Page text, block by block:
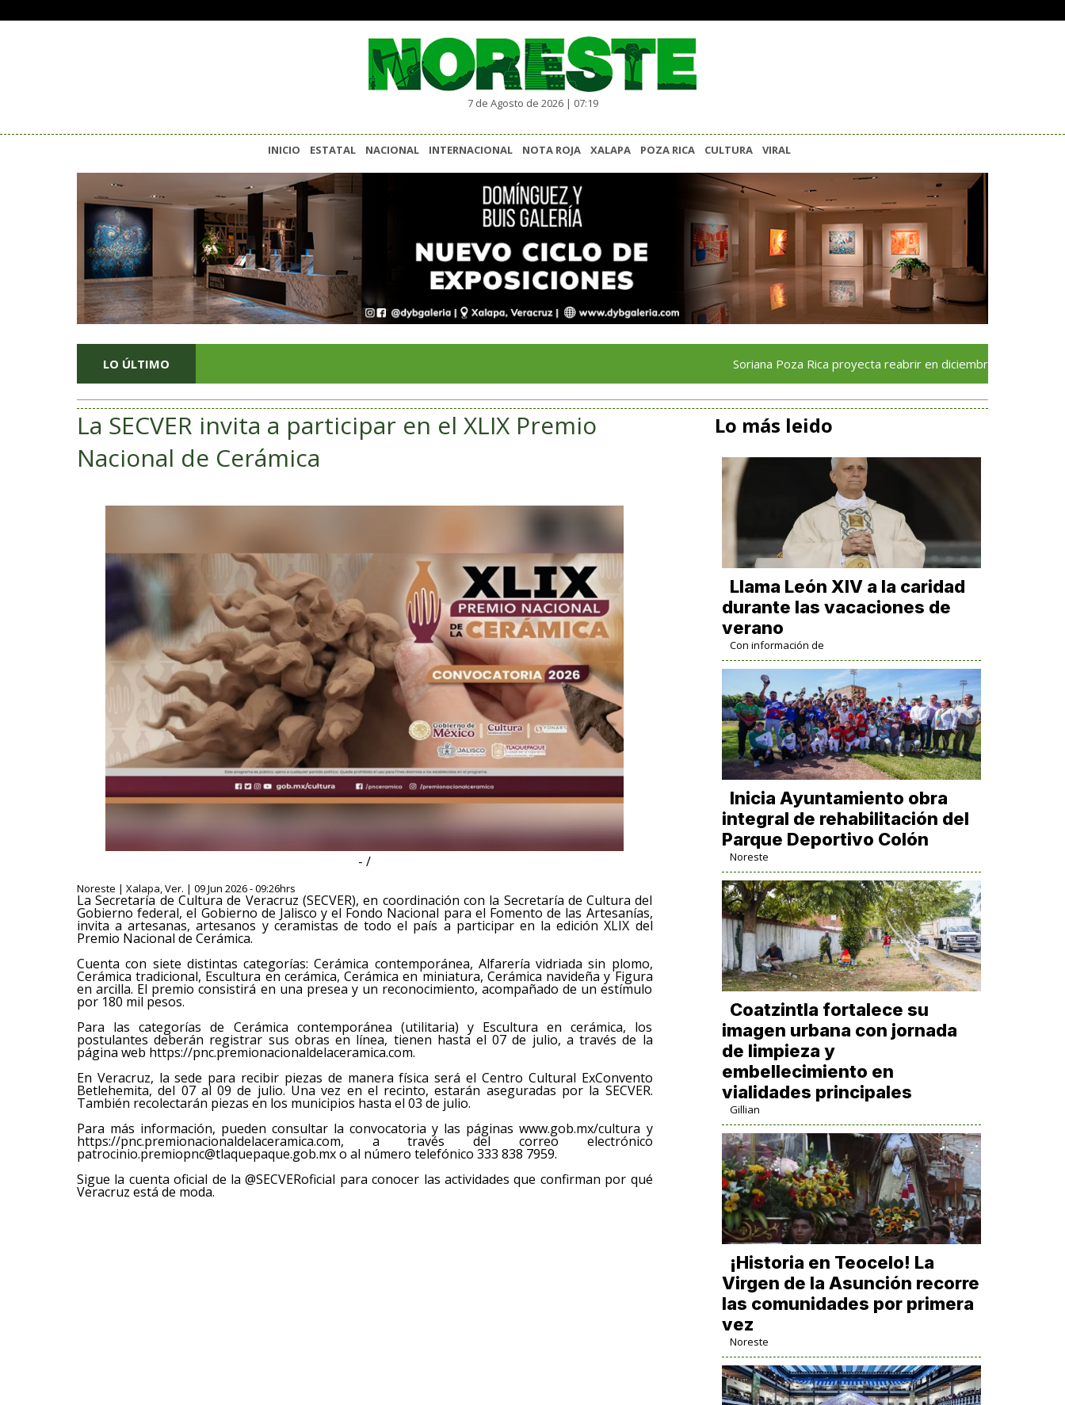
7 de Agosto de 2026 | 07:19
INICIO ESTATAL NACIONAL INTERNACIONAL NOTA ROJA XALAPA POZA RICA CULTURA VIRAL
LO ÚLTIMO Soriana Poza Rica proyecta reabrir en diciembre tras avance del 70 %
La SECVER invita a participar en el XLIX Premio
Nacional de Cerámica
- /
Noreste | Xalapa, Ver. | 09 Jun 2026 - 09:26hrs
La Secretaría de Cultura de Veracruz (SECVER), en coordinación con la Secretaría de Cultura del
Gobierno federal, el Gobierno de Jalisco y el Fondo Nacional para el Fomento de las Artesanías,
invita a artesanas, artesanos y ceramistas de todo el país a participar en la edición XLIX del
Premio Nacional de Cerámica.
Cuenta con siete distintas categorías: Cerámica contemporánea, Alfarería vidriada sin plomo,
Cerámica tradicional, Escultura en cerámica, Cerámica en miniatura, Cerámica navideña y Figura
en arcilla. El premio consistirá en una presea y un reconocimiento, acompañado de un estímulo
por 180 mil pesos.
Para las categorías de Cerámica contemporánea (utilitaria) y Escultura en cerámica, los
postulantes deberán registrar sus obras en línea, tienen hasta el 07 de julio, a través de la
página web https://pnc.premionacionaldelaceramica.com.
En Veracruz, la sede para recibir piezas de manera física será el Centro Cultural ExConvento
Betlehemita, del 07 al 09 de julio. Una vez en el recinto, estarán aseguradas por la SECVER.
También recolectarán piezas en los municipios hasta el 03 de julio.
Para más información, pueden consultar la convocatoria y las páginas www.gob.mx/cultura y
https://pnc.premionacionaldelaceramica.com, a través del correo electrónico
patrocinio.premiopnc@tlaquepaque.gob.mx o al número telefónico 333 838 7959.
Sigue la cuenta oficial de la @SECVERoficial para conocer las actividades que confirman por qué
Veracruz está de moda.
Lo más leido
Llama León XIV a la caridad
durante las vacaciones de
verano
Con información de
Inicia Ayuntamiento obra
integral de rehabilitación del
Parque Deportivo Colón
Noreste
Coatzintla fortalece su
imagen urbana con jornada
de limpieza y
embellecimiento en
vialidades principales
Gillian
​¡Historia en Teocelo! La
Virgen de la Asunción recorre
las comunidades por primera
vez
Noreste